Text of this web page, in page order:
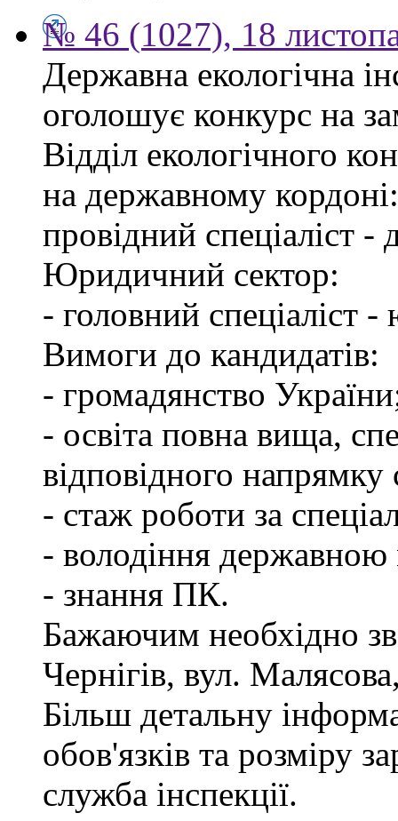
№ 46 (1027), 18
Державна екологічна
оголошує конкурс на
Відділ екологічного
на державному кордоні:
провідний спеціаліст
Юридичний сектор:
- головний спеціаліст
Вимоги до кандидатів:
- громадянство
- освіта повна вища,
відповідного
- стаж роботи за
- володіння
- знання ПК.
Бажаючим необхідно
Чернігів, вул.
Більш детальну
обов'язків та розміру
служба інспекції.